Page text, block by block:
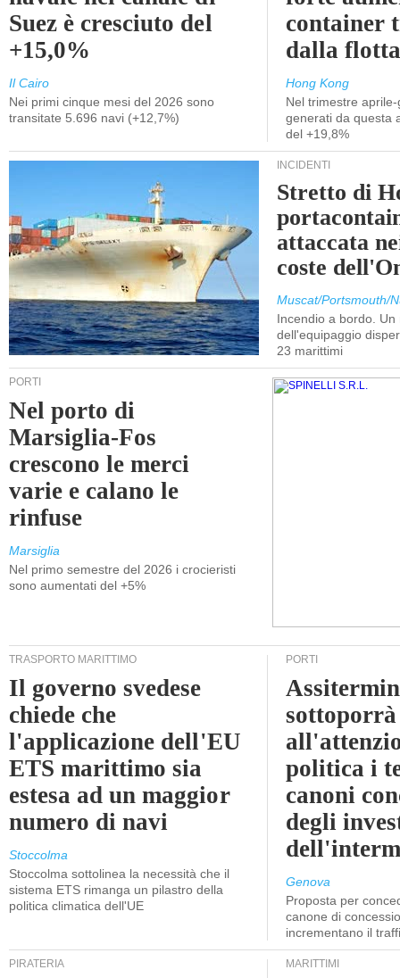
Suez è cresciuto del
+15,0%
Il Cairo
Nei primi cinque mesi del 2026 sono
transitate 5.696 navi (+12,7%)
container
dalla
Hong Kong
Nel trimestre
generati da questa
del +19,8%
INCIDENTI
Stretto di
attaccata
coste
Muscat/Portsmouth/
Incendio a bordo. Un
dell'equipaggio
23 marittimi
PORTI
Nel porto di
Marsiglia-Fos
crescono le merci
varie e calano le
rinfuse
Marsiglia
Nel primo semestre del 2026 i crocieristi
sono aumentati del +5%
TRASPORTO MARITTIMO
Il governo svedese
chiede che
l'applicazione dell'EU
ETS marittimo sia
estesa ad un maggior
numero di navi
Stoccolma
Stoccolma sottolinea la necessità che il
sistema ETS rimanga un pilastro della
politica climatica dell'UE
PORTI
sottoporrà
politica i
canoni
degli
Genova
Proposta per
canone di
incrementano il
PIRATERIA MARITTIMI